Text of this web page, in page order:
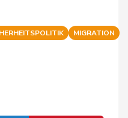
MIGRATION